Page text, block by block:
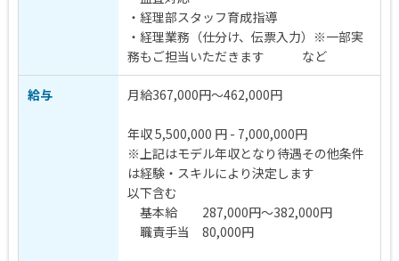
・経理部スタッフ育成指導
・経理業務（仕分け、伝票入力）※一部実
務もご担当いただきます など
給与 月給367,000円～462,000円
年収 5,500,000 円 - 7,000,000円
※上記はモデル年収となり待遇その他条件
は経験・スキルにより決定します
以下含む
基本給 287,000円～382,000円
職責手当 80,000円